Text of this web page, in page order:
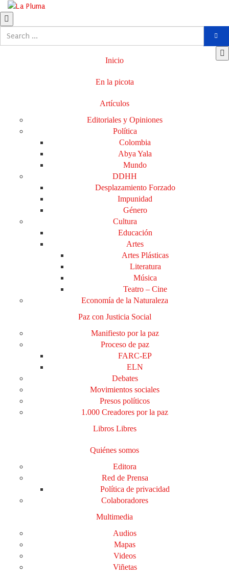
Inicio
En la picota
Artículos
Editoriales y Opiniones
Política
Colombia
Abya Yala
Mundo
DDHH
Desplazamiento Forzado
Impunidad
Género
Cultura
Educación
Artes
Artes Plásticas
Literatura
Música
Teatro – Cine
Economía de la Naturaleza
Paz con Justicia Social
Manifiesto por la paz
Proceso de paz
FARC-EP
ELN
Debates
Movimientos sociales
Presos políticos
1.000 Creadores por la paz
Libros Libres
Quiénes somos
Editora
Red de Prensa
Política de privacidad
Colaboradores
Multimedia
Audios
Mapas
Videos
Viñetas